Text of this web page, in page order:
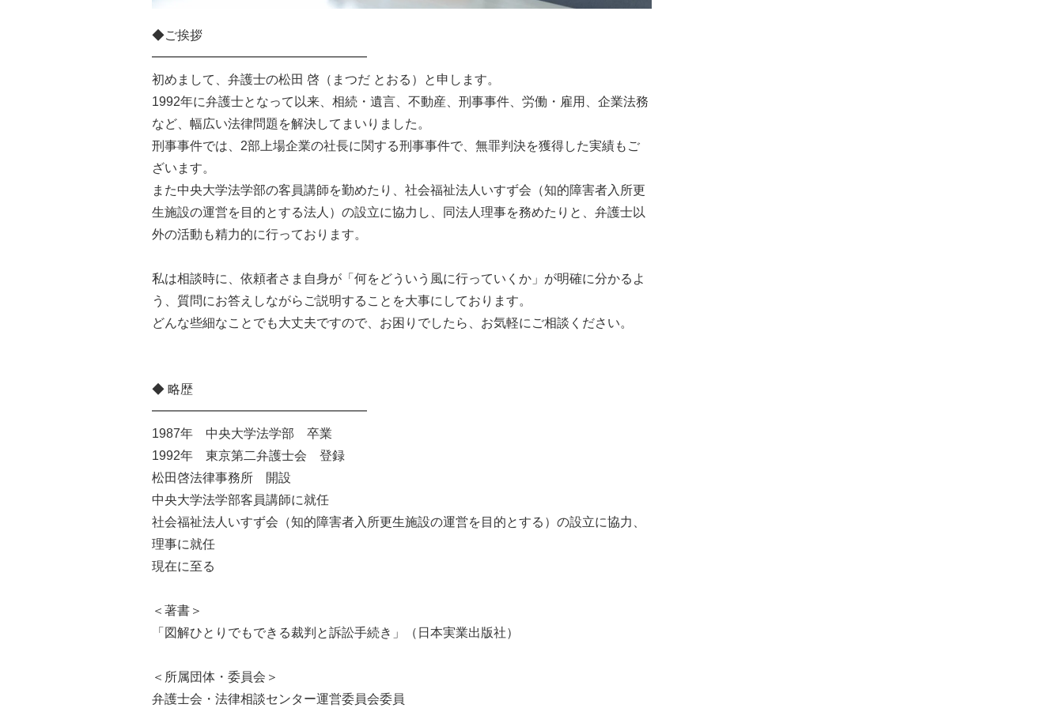
◆ご挨拶
━━━━━━━━━━━━━━━━━
初めまして、弁護士の松田 啓（まつだ とおる）と申します。
1992年に弁護士となって以来、相続・遺言、不動産、刑事事件、労働・雇用、企業法務
など、幅広い法律問題を解決してまいりました。
刑事事件では、2部上場企業の社長に関する刑事事件で、無罪判決を獲得した実績もご
ざいます。
また中央大学法学部の客員講師を勤めたり、社会福祉法人いすず会（知的障害者入所更
生施設の運営を目的とする法人）の設立に協力し、同法人理事を務めたりと、弁護士以
外の活動も精力的に行っております。
私は相談時に、依頼者さま自身が「何をどういう風に行っていくか」が明確に分かるよ
う、質問にお答えしながらご説明することを大事にしております。
どんな些細なことでも大丈夫ですので、お困りでしたら、お気軽にご相談ください。
◆ 略歴
━━━━━━━━━━━━━━━━━
1987年 中央大学法学部 卒業
1992年 東京第二弁護士会 登録
松田啓法律事務所 開設
中央大学法学部客員講師に就任
社会福祉法人いすず会（知的障害者入所更生施設の運営を目的とする）の設立に協力、
理事に就任
現在に至る
＜著書＞
「図解ひとりでもできる裁判と訴訟手続き」（日本実業出版社）
＜所属団体・委員会＞
弁護士会・法律相談センター運営委員会委員